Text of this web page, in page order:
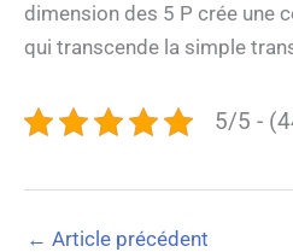
dimension des 5 P crée une
qui transcende la simple
5/5 -
← Article précédent